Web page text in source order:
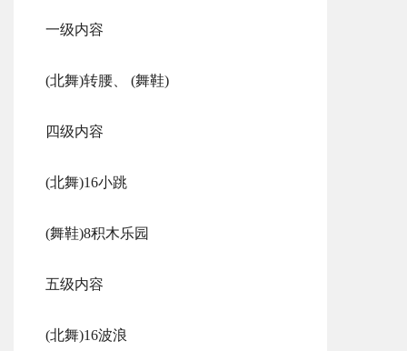
一级内容
(北舞)转腰、 (舞鞋)
四级内容
(北舞)16小跳
(舞鞋)8积木乐园
五级内容
(北舞)16波浪